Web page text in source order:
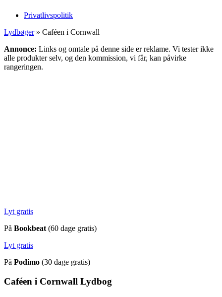
Privatlivspolitik
Lydbøger» Caféen i Cornwall
Annonce: Links og omtale på denne side er reklame. Vi tester ikke
alle produkter selv, og den kommission, vi får, kan påvirke
rangeringen.
Lyt gratis
På Bookbeat (60 dage gratis)
Lyt gratis
På Podimo (30 dage gratis)
Caféen i Cornwall Lydbog